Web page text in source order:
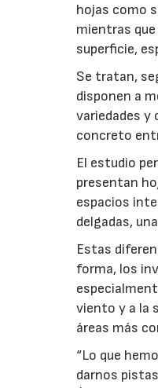
hojas como
mientras
superficie,
Se tratan,
disponen a
variedades y
concreto
El estudio
presentan
espacios
delgadas,
Estas
forma, los
viento y a la
áreas más
“Lo que
darnos